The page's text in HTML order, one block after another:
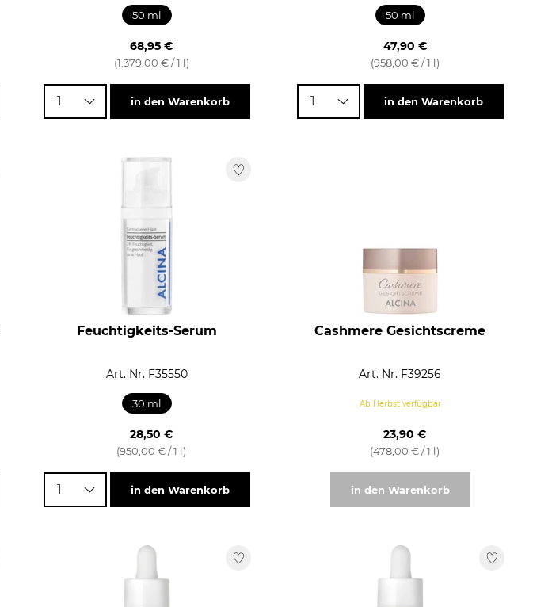
50 ml
68,95 €
(1.379,00 € / 1 l)
1 in den Warenkorb
50 ml
47,90 €
(958,00 € / 1 l)
1 in den Warenkorb
Feuchtigkeits-Serum
Art. Nr. F35550
30 ml
28,50 €
(950,00 € / 1 l)
1 in den Warenkorb
Cashmere Gesichtscreme
Art. Nr. F39256
Ab Herbst verfügbar
23,90 €
(478,00 € / 1 l)
in den Warenkorb